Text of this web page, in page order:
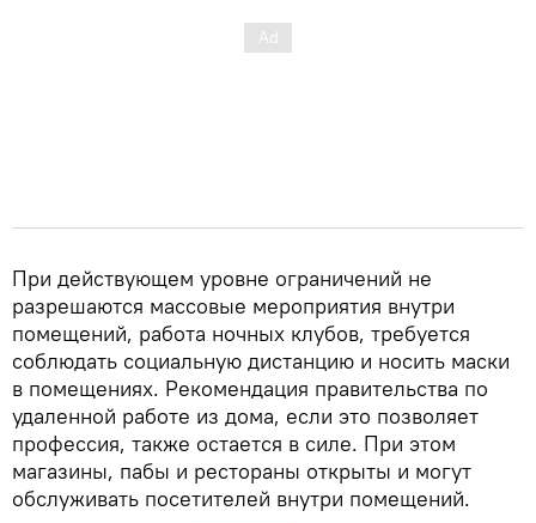
При действующем уровне ограничений не
разрешаются массовые мероприятия внутри
помещений, работа ночных клубов, требуется
соблюдать социальную дистанцию и носить маски
в помещениях. Рекомендация правительства по
удаленной работе из дома, если это позволяет
профессия, также остается в силе. При этом
магазины, пабы и рестораны открыты и могут
обслуживать посетителей внутри помещений.